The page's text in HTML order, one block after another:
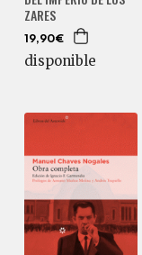
ZARES
19,90€
disponible